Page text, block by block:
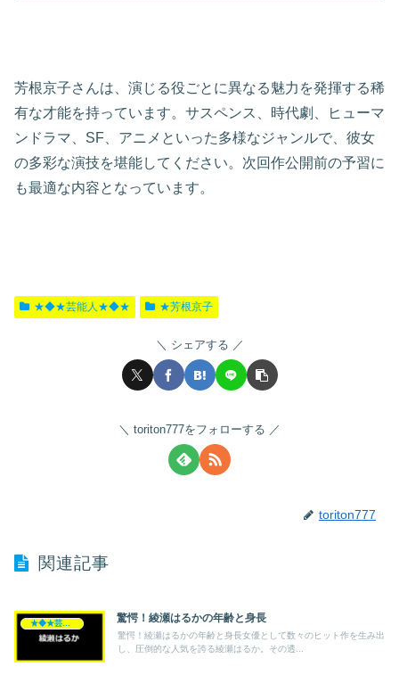
芳根京子さんは、演じる役ごとに異なる魅力を発揮する稀
有な才能を持っています。サスペンス、時代劇、ヒューマ
ンドラマ、SF、アニメといった多様なジャンルで、彼女
の多彩な演技を堪能してください。次回作公開前の予習に
も最適な内容となっています。
★◆★芸能人★◆★ ★芳根京子
シェアする
toriton777をフォローする
toriton777
関連記事
驚愕！綾瀬はるかの年齢と身長
驚愕！綾瀬はるかの年齢と身長女優として数々のヒット作を生み出
し、圧倒的な人気を誇る綾瀬はるか。その透...